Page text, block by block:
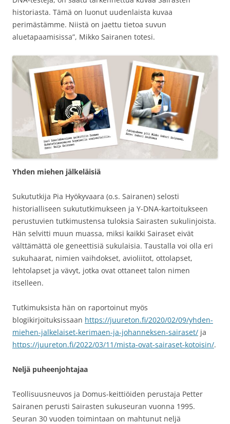
historiasta. Tämä on luonut uudenlaista kuvaa
perimästämme. Niistä on jaettu tietoa suvun
aluetapaamisissa”, Mikko Sairanen totesi.
Yhden miehen jälkeläisiä
Sukututkija Pia Hyökyvaara (o.s. Sairanen) selosti
historialliseen sukututkimukseen ja Y-DNA-kartoitukseen
perustuvien tutkimustensa tuloksia Sairasten sukulinjoista.
Hän selvitti muun muassa, miksi kaikki Sairaset eivät
välttämättä ole geneettisiä sukulaisia. Taustalla voi olla eri
sukuhaarat, nimien vaihdokset, avioliitot, ottolapset,
lehtolapset ja vävyt, jotka ovat ottaneet talon nimen
itselleen.
Tutkimuksista hän on raportoinut myös
blogikirjoituksissaan https://juureton.fi/2020/02/09/yhden-
miehen-jalkelaiset-kerimaen-ja-johanneksen-sairaset/ ja
https://juureton.fi/2022/03/11/mista-ovat-sairaset-kotoisin/.
Neljä puheenjohtajaa
Teollisuusneuvos ja Domus-keittiöiden perustaja Petter
Sairanen perusti Sairasten sukuseuran vuonna 1995.
Seuran 30 vuoden toimintaan on mahtunut neljä